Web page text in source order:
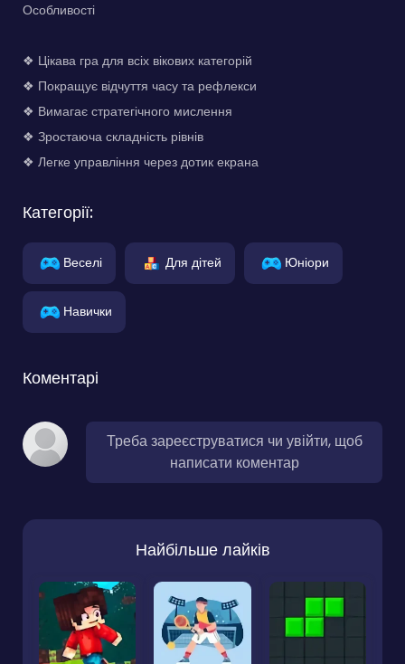
Особливості
❖ Цікава гра для всіх вікових категорій
❖ Покращує відчуття часу та рефлекси
❖ Вимагає стратегічного мислення
❖ Зростаюча складність рівнів
❖ Легке управління через дотик екрана
Категорії:
Веселі Для дітей Юніори
Навички
Коментарі
Треба зареєструватися чи увійти, щоб
написати коментар
Найбільше лайків